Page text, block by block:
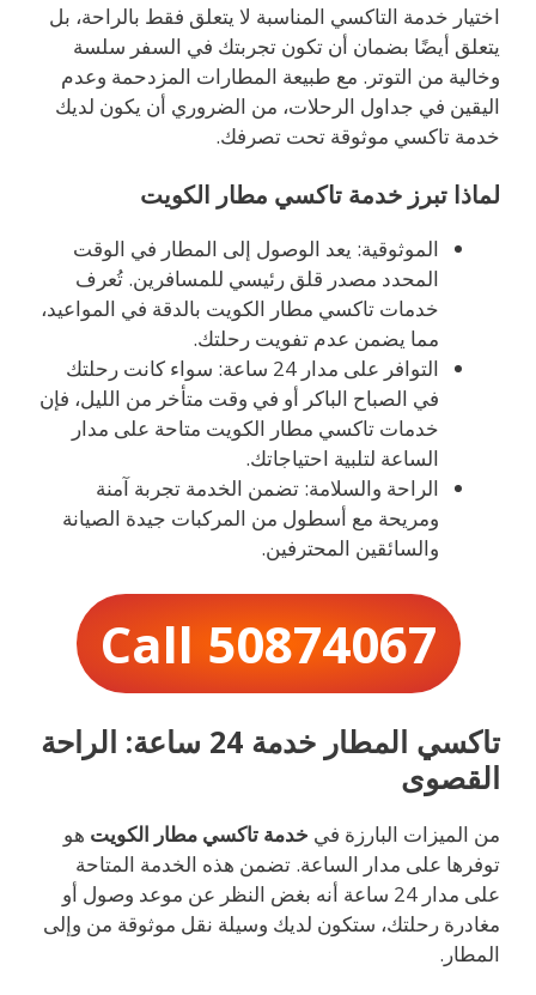
اختيار خدمة التاكسي المناسبة لا يتعلق فقط بالراحة، بل
يتعلق أيضًا بضمان أن تكون تجربتك في السفر سلسة
وخالية من التوتر. مع طبيعة المطارات المزدحمة وعدم
اليقين في جداول الرحلات، من الضروري أن يكون لديك
خدمة تاكسي موثوقة تحت تصرفك.
لماذا تبرز خدمة تاكسي مطار الكويت
الموثوقية: يعد الوصول إلى المطار في الوقت
المحدد مصدر قلق رئيسي للمسافرين. تُعرف
خدمات تاكسي مطار الكويت بالدقة في المواعيد،
مما يضمن عدم تفويت رحلتك.
التوافر على مدار 24 ساعة: سواء كانت رحلتك
في الصباح الباكر أو في وقت متأخر من الليل، فإن
خدمات تاكسي مطار الكويت متاحة على مدار
الساعة لتلبية احتياجاتك.
الراحة والسلامة: تضمن الخدمة تجربة آمنة
ومريحة مع أسطول من المركبات جيدة الصيانة
والسائقين المحترفين.
Call 50874067
تاكسي المطار خدمة 24 ساعة: الراحة
القصوى
من الميزات البارزة في خدمة تاكسي مطار الكويت هو
توفرها على مدار الساعة. تضمن هذه الخدمة المتاحة
على مدار 24 ساعة أنه بغض النظر عن موعد وصول أو
مغادرة رحلتك، ستكون لديك وسيلة نقل موثوقة من وإلى
المطار.